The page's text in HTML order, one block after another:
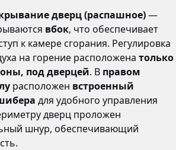
дверц (распашное)—
вбок, что обеспечивает
к камере сгорания. Регулировка
на горение расположена только
под дверцей. В правом
расположен встроенный
для удобного управления
дверц проложен
шнур, обеспечивающий